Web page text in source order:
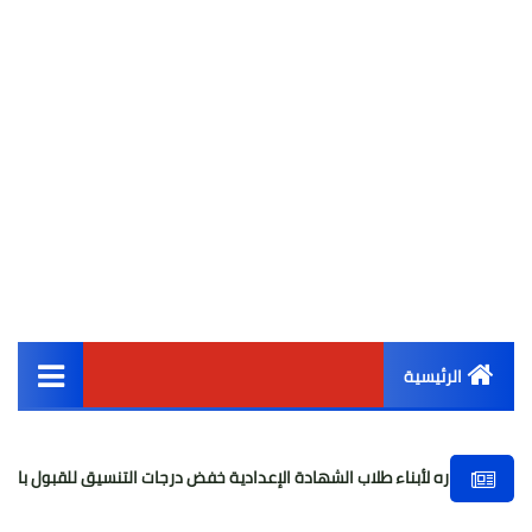
الرئيسية
أخبار مصر
طلاب الشهادة الإعدادية خفض درجات التنسيق للقبول بالثانوي العام